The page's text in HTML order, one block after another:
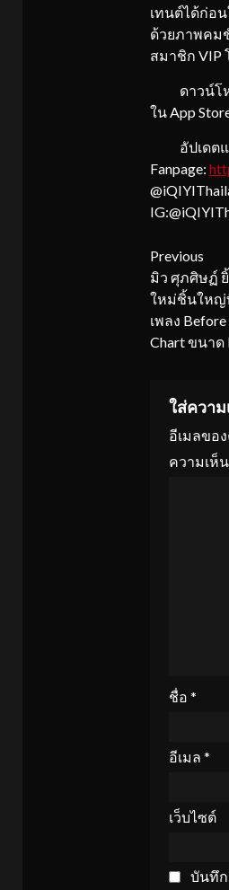
เทนต์ได้ก่อ
ด้วยภาพคม
สมาชิก VIP
ดาวน์โหล
ใน App
อัปเดตแล
Fanpage:
Previous
มิว ศุภศิษฏ์
ใหม่ชิ้นใหญ่
เพลง
Chart ขนาด
ใส่ความ
อีเมลขอ
ความเห็น
ชื่อ *
อีเมล *
เว็บไซต์
บันทึก